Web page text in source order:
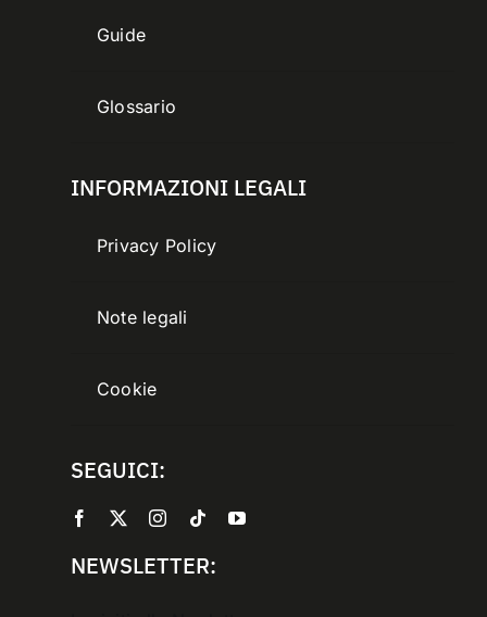
Guide
Glossario
INFORMAZIONI LEGALI
Privacy Policy
Note legali
Cookie
SEGUICI:
NEWSLETTER: